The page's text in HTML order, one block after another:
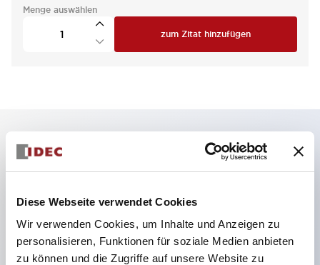
Diese Webseite verwendet Cookies
Wir verwenden Cookies, um Inhalte und Anzeigen zu
personalisieren, Funktionen für soziale Medien anbieten
zu können und die Zugriffe auf unsere Website zu
Menge auswählen
zum Zitat hinzufügen
Hauptmerkmale
Die Niederspannungsversion (6–24 V Typ) der
Beleuchtungseinheit wird ab Januar 2026
schrittweise auf Produkte aus dem neuen
Katalogmodell umgestellt.